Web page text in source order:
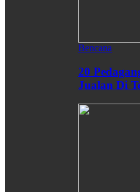
Bencana
20
Jualan Di